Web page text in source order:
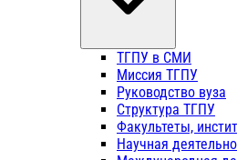
ТГПУ в СМИ
Миссия ТГПУ
Руководство вуза
Структура ТГПУ
Факультеты,
Научная